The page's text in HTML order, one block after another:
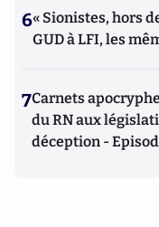
6« Sionistes, hors
GUD à LFI, les
7Carnets
du RN aux
déception -